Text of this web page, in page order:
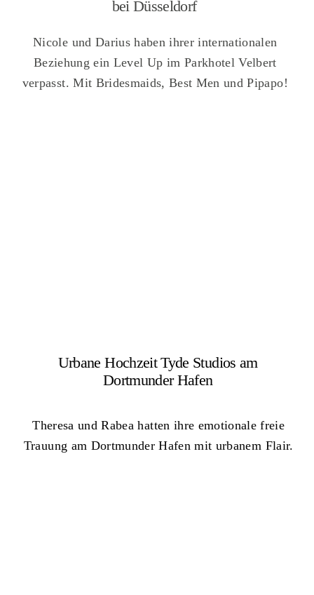
bei Düsseldorf
Nicole und Darius haben ihrer internationalen
Beziehung ein Level Up im Parkhotel Velbert
verpasst. Mit Bridesmaids, Best Men und Pipapo!
Urbane Hochzeit Tyde Studios am
Dortmunder Hafen
Theresa und Rabea hatten ihre emotionale freie
Trauung am Dortmunder Hafen mit urbanem Flair.